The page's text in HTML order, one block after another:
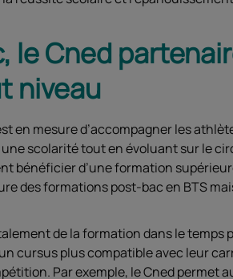
le Cned
niveau
en mesure d’accompagner les
scolarité tout en évoluant sur le
bénéficier d’une formation
des formations post-bac en BTS
de la formation dans le temps
cursus plus compatible avec leur
Par exemple, le Cned permet